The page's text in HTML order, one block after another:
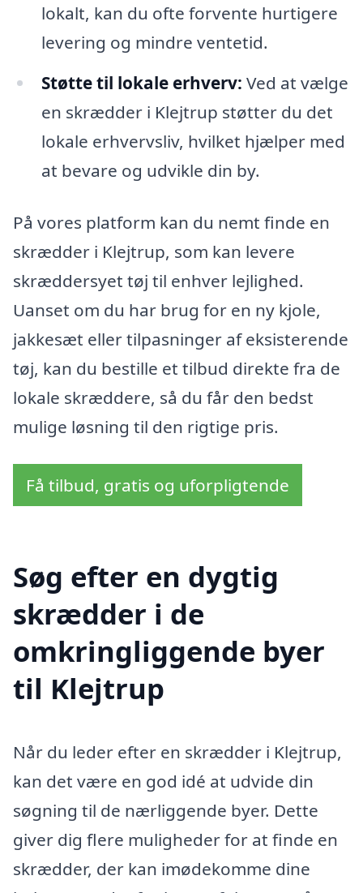
lokalt, kan du ofte forvente hurtigere
levering og mindre ventetid.
Støtte til lokale erhverv: Ved at vælge
en skrædder i Klejtrup støtter du det
lokale erhvervsliv, hvilket hjælper med
at bevare og udvikle din by.
På vores platform kan du nemt finde en
skrædder i Klejtrup, som kan levere
skræddersyet tøj til enhver lejlighed.
Uanset om du har brug for en ny kjole,
jakkesæt eller tilpasninger af eksisterende
tøj, kan du bestille et tilbud direkte fra de
lokale skræddere, så du får den bedst
mulige løsning til den rigtige pris.
Få tilbud, gratis og uforpligtende
Søg efter en dygtig
skrædder i de
omkringliggende byer
til Klejtrup
Når du leder efter en skrædder i Klejtrup,
kan det være en god idé at udvide din
søgning til de nærliggende byer. Dette
giver dig flere muligheder for at finde en
skrædder, der kan imødekomme dine